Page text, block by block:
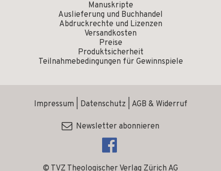
Manuskripte
Auslieferung und Buchhandel
Abdruckrechte und Lizenzen
Versandkosten
Preise
Produktsicherheit
Teilnahmebedingungen für Gewinnspiele
© TVZ Theologischer Verlag Zürich AG
Impressum Datenschutz AGB & Widerruf
Newsletter abonnieren